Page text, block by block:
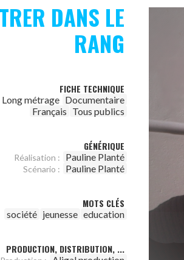
DANS LE
RANG
FICHE TECHNIQUE
Long métrage Documentaire
Français Tous publics
GÉNÉRIQUE
Réalisation : Pauline Planté
Scénario : Pauline Planté
MOTS CLÉS
société jeunesse education
PRODUCTION, DISTRIBUTION, ...